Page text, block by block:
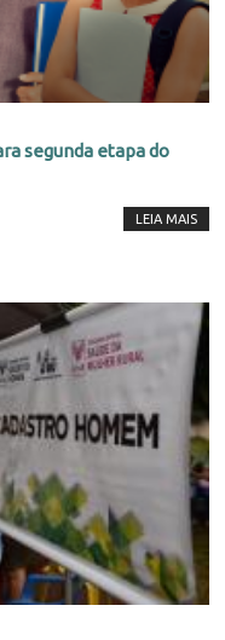
segunda etapa do
LEIA MAIS